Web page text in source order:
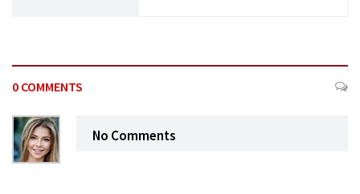
0 COMMENTS
No Comments